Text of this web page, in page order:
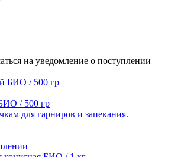
на уведомление о поступлении
/ 500 гр
для гарниров и запекания.